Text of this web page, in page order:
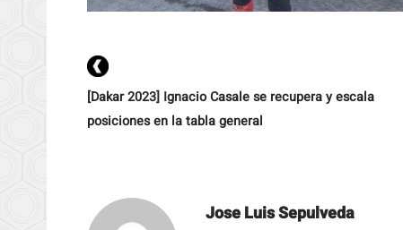
[Dakar 2023] Ignacio Casale se recupera y escala
posiciones en la tabla general
Jose Luis Sepulveda